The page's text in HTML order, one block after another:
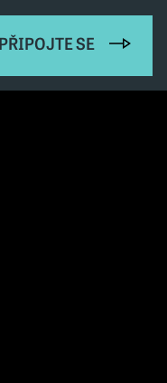
PŘIPOJTE SE